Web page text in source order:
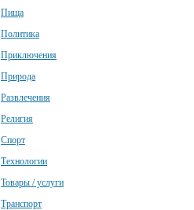
Пища
Политика
Приключения
Природа
Развлечения
Религия
Спорт
Технологии
Товары / услуги
Транспорт